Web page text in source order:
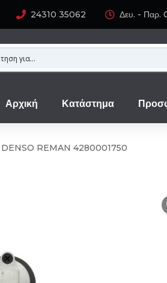
24310 35062 Δευ. - Παρ.
Αρχική Κατάστημα
REMAN 4280001750